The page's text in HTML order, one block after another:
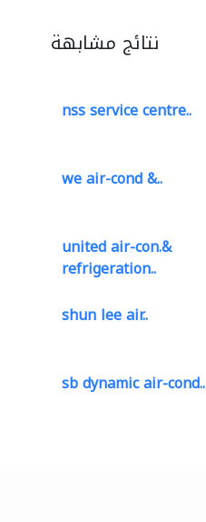
نتائج مشابهة
nss service centre..
we air-cond &..
united air-con.&
refrigeration..
shun lee air..
sb dynamic air-cond..